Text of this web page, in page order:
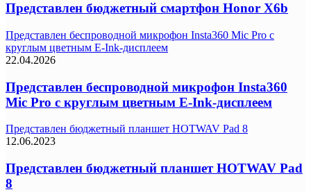
Представлен бюджетный смартфон Honor X6b
Представлен беспроводной микрофон Insta360 Mic Pro с
круглым цветным E-Ink-дисплеем
22.04.2026
Представлен беспроводной микрофон Insta360
Mic Pro с круглым цветным E-Ink-дисплеем
Представлен бюджетный планшет HOTWAV Pad 8
12.06.2023
Представлен бюджетный планшет HOTWAV Pad
8